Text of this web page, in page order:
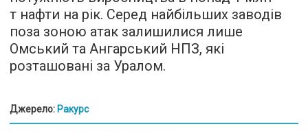
т нафти на рік. Серед найбільших заводів
поза зоною атак залишилися лише
Омський та Ангарський НПЗ, які
розташовані за Уралом.
Джерело: Ракурс